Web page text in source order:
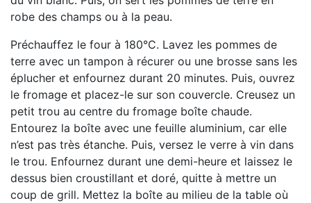
robe des champs ou à la peau.
Préchauffez le four à 180°C. Lavez les pommes de
terre avec un tampon à récurer ou une brosse sans les
éplucher et enfournez durant 20 minutes. Puis, ouvrez
le fromage et placez-le sur son couvercle. Creusez un
petit trou au centre du fromage boîte chaude.
Entourez la boîte avec une feuille aluminium, car elle
n’est pas très étanche. Puis, versez le verre à vin dans
le trou. Enfournez durant une demi-heure et laissez le
dessus bien croustillant et doré, quitte à mettre un
coup de grill. Mettez la boîte au milieu de la table où